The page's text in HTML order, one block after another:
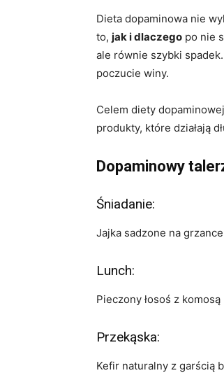
Dieta dopaminowa nie
to, jak i dlaczego po nie
ale równie szybki
poczucie winy.
Celem diety
produkty, które działają
Dopaminowy
Śniadanie:
Jajka sadzone na
Lunch:
Pieczony łosoś z
Przekąska:
Kefir naturalny z garścią